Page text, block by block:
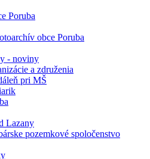
Poruba
obce Poruba
- noviny
a združenia
pri MŠ
Lazany
pozemkové spoločenstvo